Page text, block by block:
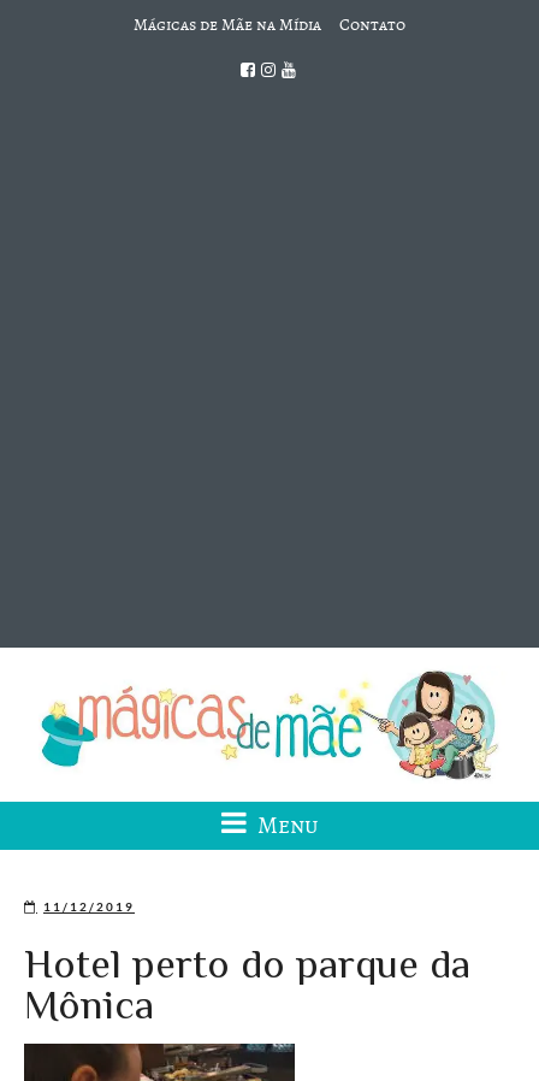
Mágicas de Mãe na Mídia Contato
Menu
11/12/2019
Hotel perto do parque da
Mônica